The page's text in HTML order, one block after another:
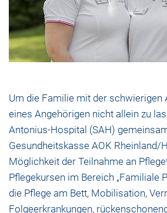
Um die Familie mit der schwierigen
eines Angehörigen nicht allein zu
Antonius-Hospital (SAH)
Gesundheitskasse AOK Rheinland/
Möglichkeit der Teilnahme an
Pflegekursen im Bereich „Familiale
die Pflege am Bett, Mobilisation,
Folgeerkrankungen,